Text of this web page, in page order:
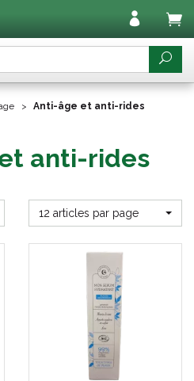
Anti-âge et anti-rides
anti-rides
12 articles par page